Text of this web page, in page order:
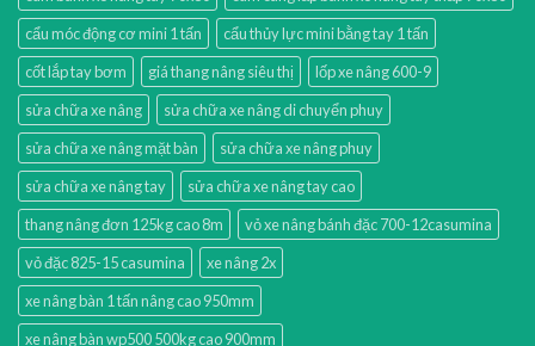
cẩu móc động cơ mini 1 tấn
cẩu thủy lực mini bằng tay 1 tấn
cốt lắp tay bơm
giá thang nâng siêu thị
lốp xe nâng 600-9
sửa chữa xe nâng
sửa chữa xe nâng di chuyển phuy
sửa chữa xe nâng mặt bàn
sửa chữa xe nâng phuy
sửa chữa xe nâng tay
sửa chữa xe nâng tay cao
thang nâng đơn 125kg cao 8m
vỏ xe nâng bánh đặc 700-12casumina
vỏ đặc 825-15 casumina
xe nâng 2x
xe nâng bàn 1 tấn nâng cao 950mm
xe nâng bàn wp500 500kg cao 900mm